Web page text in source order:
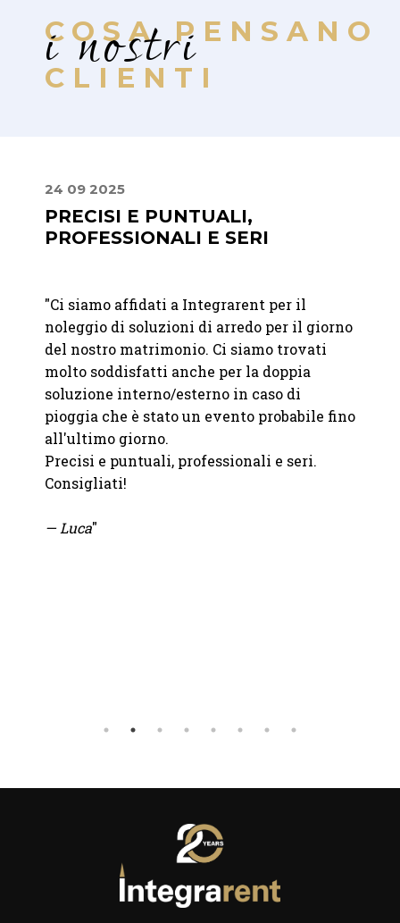
COSA PENSANO
i nostri
CLIENTI
24 09 2025
PRECISI E PUNTUALI,
PROFESSIONALI E SERI
"Ci siamo affidati a Integrarent per il
noleggio di soluzioni di arredo per il giorno
del nostro matrimonio. Ci siamo trovati
molto soddisfatti anche per la doppia
soluzione interno/esterno in caso di
pioggia che è stato un evento probabile fino
all'ultimo giorno.
Precisi e puntuali, professionali e seri.
Consigliati!
— Luca"